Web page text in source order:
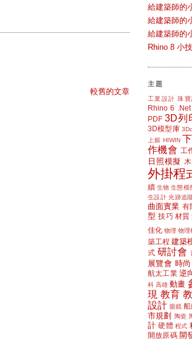
較舊的文章
給建築師的
給建築師的
給建築師的
Rhino 8 小
主題
工業設計 珠寶
Rhino 6
.Net
PDF 3D列
3D模型庫
上銀 HIWIN
作機會 工
日照模擬
外掛程
續 生物 生態模
生設計 光跡追蹤
曲面實業 有
型 技巧 材質
佳化 物理 物理
築工程 建築
式 研討會
展覽會 時尚
航太工業 逆
科 高雄 動畫
現 教育
設計 眼鏡
市規劃
陶瓷
計 硬體 程式
開放原碼 開